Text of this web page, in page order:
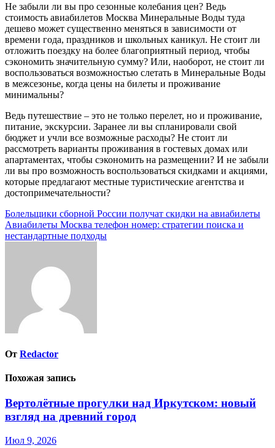
Не забыли ли вы про сезонные колебания цен? Ведь
стоимость авиабилетов Москва Минеральные Воды туда
дешево может существенно меняться в зависимости от
времени года, праздников и школьных каникул. Не стоит ли
отложить поездку на более благоприятный период, чтобы
сэкономить значительную сумму? Или, наоборот, не стоит ли
воспользоваться возможностью слетать в Минеральные Воды
в межсезонье, когда цены на билеты и проживание
минимальны?
Ведь путешествие – это не только перелет, но и проживание,
питание, экскурсии. Заранее ли вы спланировали свой
бюджет и учли все возможные расходы? Не стоит ли
рассмотреть варианты проживания в гостевых домах или
апартаментах, чтобы сэкономить на размещении? И не забыли
ли вы про возможность воспользоваться скидками и акциями,
которые предлагают местные туристические агентства и
достопримечательности?
Навигация
по
Болельщики сборной России получат скидки на авиабилеты
Авиабилеты Москва телефон номер: стратегии поиска и
нестандартные подходы
От Redactor
Похожая запись
Вертолётные прогулки над Иркутском: новый
взгляд на древний город
Июл 9, 2026